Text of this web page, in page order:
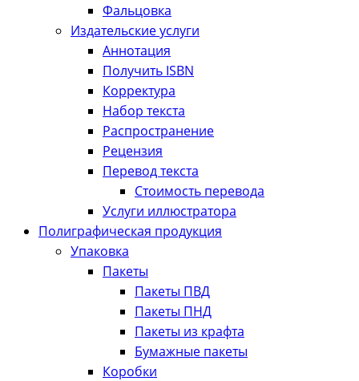
Фальцовка
Издательские услуги
Аннотация
Получить ISBN
Корректура
Набор текста
Распространение
Рецензия
Перевод текста
Стоимость перевода
Услуги иллюстратора
Полиграфическая продукция
Упаковка
Пакеты
Пакеты ПВД
Пакеты ПНД
Пакеты из крафта
Бумажные пакеты
Коробки